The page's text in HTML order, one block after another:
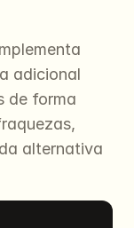
adicional
de forma
alternativa